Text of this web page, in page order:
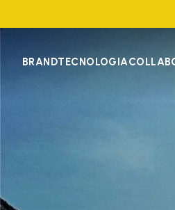
BRANDTECNOLOGIA